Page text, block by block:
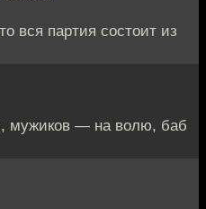
вся партия состоит из
мужиков — на волю, баб